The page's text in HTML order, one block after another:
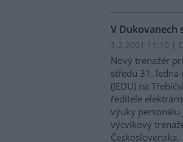
V Dukovanech
1.2.2001 11:10 |
Nový trenažér
středu 31. ledna
(JEDU) na
ředitele
výuky personálu
výcvikový
Československa.